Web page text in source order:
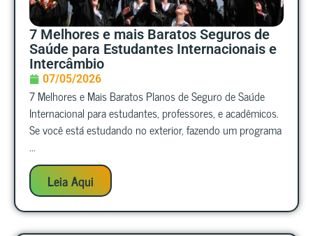
7 Melhores e mais Baratos Seguros de
Saúde para Estudantes Internacionais e
Intercâmbio
07/05/2026
7 Melhores e Mais Baratos Planos de Seguro de Saúde
Internacional para estudantes, professores, e acadêmicos.
Se você está estudando no exterior, fazendo um programa
...
Leia Aqui